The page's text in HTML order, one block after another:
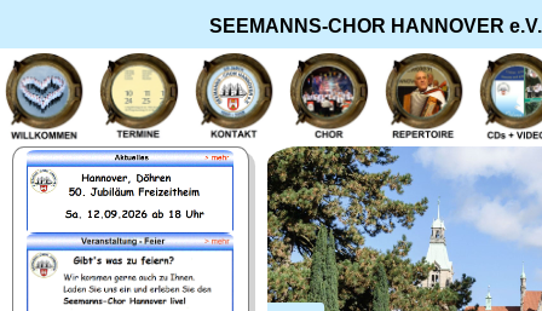
SEEMANNS-CHOR HANNOVER